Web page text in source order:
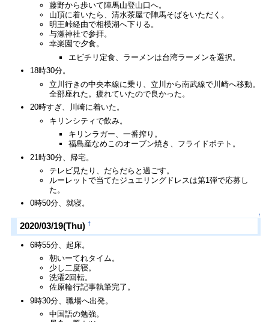
藤野から歩いて陣馬山登山口へ。
山頂に着いたら、清水茶屋で陣馬そばをいただく。
明王峠経由で相模湖へ下りる。
与瀬神社で参拝。
幸楽園で夕食。
エビチリ定食、ラーメンは台湾ラーメンを選択。
18時30分。
立川行きの中央本線に乗り、立川から南武線で川崎へ移動。
全部座れた。疲れていたので良かった。
20時すぎ、川崎に着いた。
キリンシティで飲み。
キリンラガー、一番搾り。
福島産なめこのオーブン焼き、フライドポテト。
21時30分、帰宅。
テレビ見たり、だらだらと過ごす。
ルーレットで当てたジュエリングドレスは第1弾で応募し
た。
0時50分、就寝。
↑
2020/03/19(Thu) †
6時55分、起床。
朝いーてれタイム。
少し二度寝。
洗濯2回転。
佐原輪行記事執筆完了。
9時30分、職場へ出発。
中国語の勉強。